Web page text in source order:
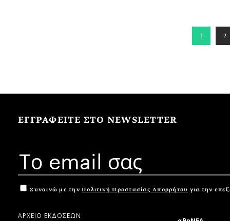
1 2
ΕΓΓΡΑΦΕΙΤΕ ΣΤΟ NEWSLETTER
Συναινώ με την Πολιτική Προστασίας Απορρήτου για την
ΑΡΧΕΙΟ ΕΚΔΟΣΕΩΝ